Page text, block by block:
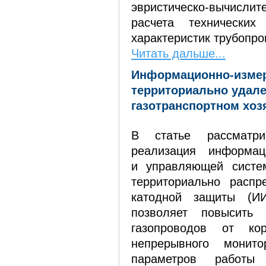
эвристическо-
расчета
характеристик
Читать дальше...
Информационно-
территориально
газотранспортном
В статье
реализация
и управляющей
территориально
катодной защиты
позволяет повысить
газопроводов от
непрерывного
параметров работы